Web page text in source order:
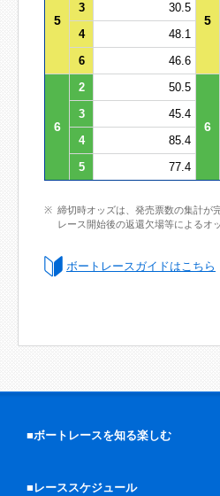
5 5
3
30.5
4
48.1
6
46.6
6
2 50.5
6
3
45.4
4
85.4
5
77.4
締切時オッズは、発売票数の集計が
レース開始後の返還欠場等によるオ
ボートレースガイドはこちら
■ボートレースを知る楽しむ
■レーススケジュール